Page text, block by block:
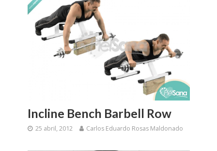
Incline Bench Barbell Row
25 abril, 2012 Carlos Eduardo Rosas Maldonado